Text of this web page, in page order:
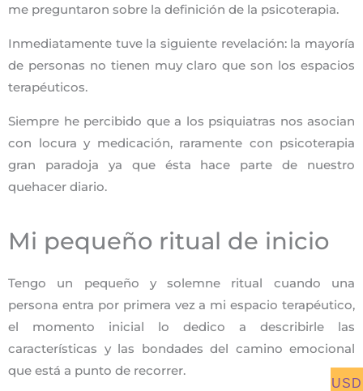
me preguntaron sobre la definición de la psicoterapia.
Inmediatamente tuve la siguiente revelación: la mayoría
de personas no tienen muy claro que son los espacios
terapéuticos.
Siempre he percibido que a los psiquiatras nos asocian
con locura y medicación, raramente con psicoterapia
gran paradoja ya que ésta hace parte de nuestro
quehacer diario.
Mi pequeño ritual de inicio
Tengo un pequeño y solemne ritual cuando una
persona entra por primera vez a mi espacio terapéutico,
el momento inicial lo dedico a describirle las
características y las bondades del camino emocional
que está a punto de recorrer.
USD